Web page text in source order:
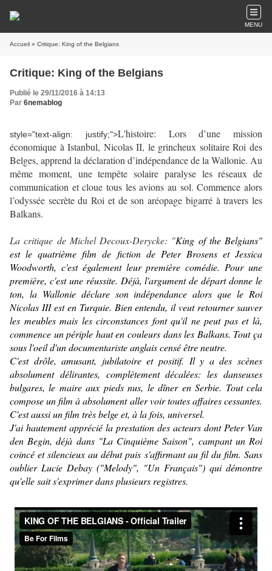
MENU
Accueil » Critique: King of the Belgians
Critique: King of the Belgians
Publié le 29/11/2016 à 14:13
Par 6nemablog
style="text-align: justify;">L'histoire: Lors d’une mission
économique à Istanbul, Nicolas II, le grincheux solitaire Roi des
Belges, apprend la déclaration d’indépendance de la Wallonie. Au
même moment, une tempête solaire paralyse les réseaux de
communication et cloue tous les avions au sol. Commence alors
l’odyssée secrète du Roi et de son aréopage bigarré à travers les
Balkans.
La critique de Michel Decoux-Derycke: "King of the Belgians"
est le quatrième film de fiction de Peter Brosens et Jessica
Woodworth, c'est également leur première comédie. Pour une
première, c'est une réussite. Déjà, l'argument de départ donne le
ton, la Wallonie déclare son indépendance alors que le Roi
Nicolas III est en Turquie. Bien entendu, il veut retourner sauver
les meubles mais les circonstances font qu'il ne peut pas et là,
commence un périple haut en couleurs dans les Balkans. Tout ça
sous l'oeil d'un documentariste anglais censé être neutre.
C'est drôle, amusant, jubilatoire et positif. Il y a des scènes
absolument délirantes, complètement décalées: les danseuses
bulgares, le maire aux pieds nus, le dîner en Serbie. Tout cela
compose un film à absolument aller voir toutes affaires cessantes.
C'est aussi un film très belge et, à la fois, universel.
J'ai hautement apprécié la prestation des acteurs dont Peter Van
den Begin, déjà dans "La Cinquième Saison", campant un Roi
coincé et silencieux au début puis s'affirmant au fil du film. Sans
oublier Lucie Debay ("Melody", "Un Français") qui démontre
qu'elle sait s'exprimer dans plusieurs registres.